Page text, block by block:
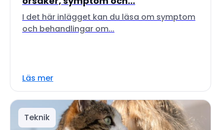
I det här inlägget kan du läsa om symptom
och behandlingar om...
Läs mer
Teknik